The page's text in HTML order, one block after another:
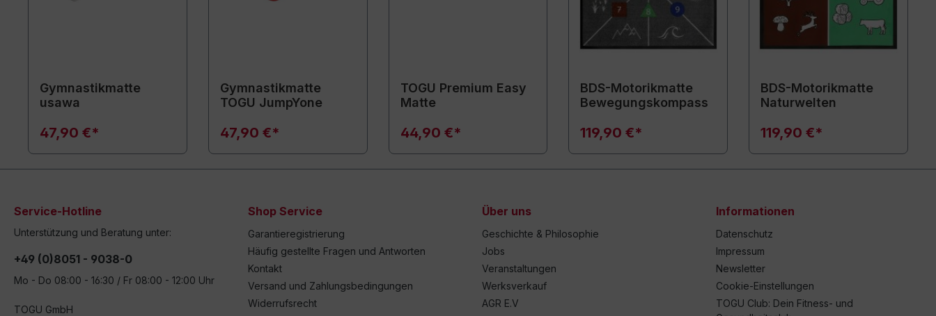
Gymnastikmatte
usawa
47,90 €*
Gymnastikmatte
TOGU JumpYone
47,90 €*
TOGU Premium Easy
Matte
44,90 €*
BDS-Motorikmatte
Bewegungskompass
119,90 €*
BDS-Motorikmatte
Naturwelten
119,90 €*
Service-Hotline
Unterstützung und Beratung unter:
+49 (0)8051 - 9038-0
Mo - Do 08:00 - 16:30 / Fr 08:00 - 12:00 Uhr
TOGU GmbH
Shop Service
Garantieregistrierung
Häufig gestellte Fragen und Antworten
Kontakt
Versand und Zahlungsbedingungen
Widerrufsrecht
Über uns
Geschichte & Philosophie
Jobs
Veranstaltungen
Werksverkauf
AGR E.V
Informationen
Datenschutz
Impressum
Newsletter
Cookie-Einstellungen
TOGU Club: Dein Fitness- und